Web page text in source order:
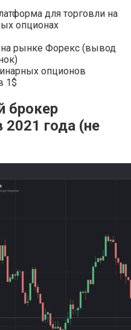
для торговли на
опционах
на рынке Форекс (вывод
опционов
1$
брокер
года (не